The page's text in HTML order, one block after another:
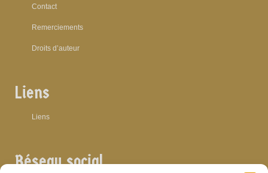
Contact
Remerciements
Droits d’auteur
Liens
Liens
Réseau social